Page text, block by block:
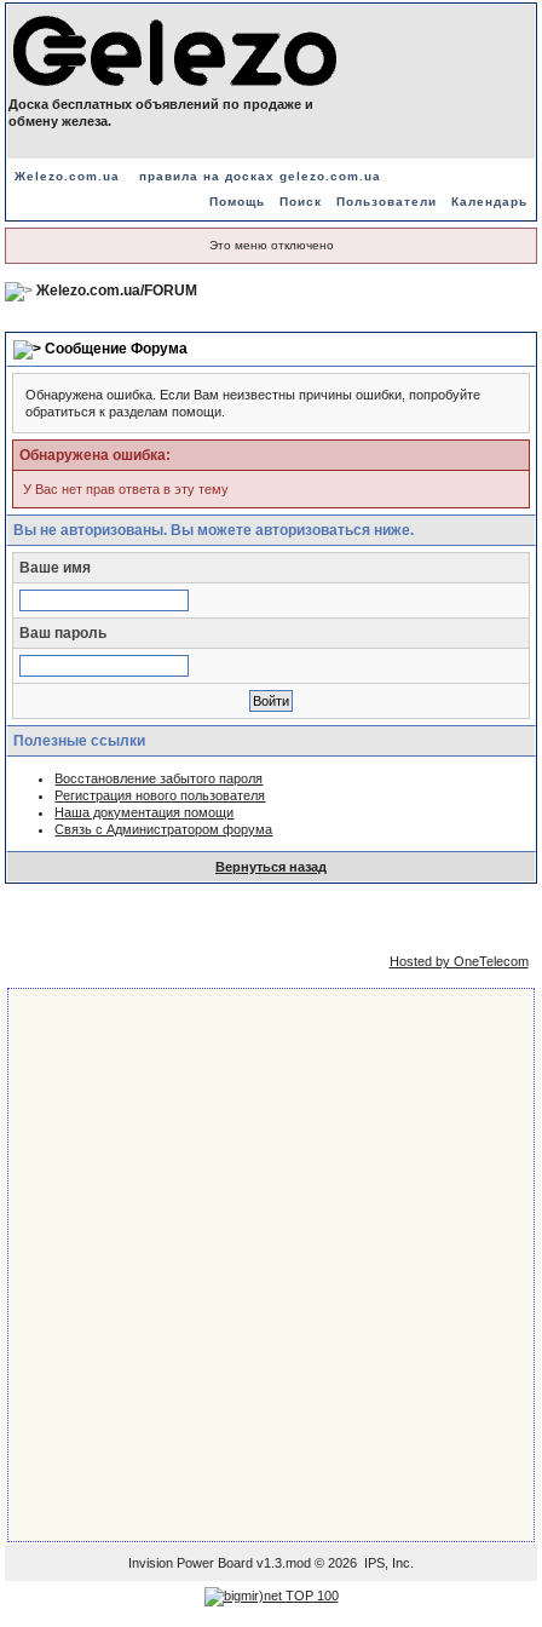
Доска бесплатных объявлений по продаже и
обмену железа.
Жelezo.com.ua
правила на досках gelezo.com.ua
Помощь
Поиск Пользователи Календарь
Это меню отключено
Жelezo.com.ua/FORUM
Сообщение Форума
Обнаружена ошибка. Если Вам неизвестны причины ошибки, попробуйте
обратиться к разделам помощи.
Обнаружена ошибка:
У Вас нет прав ответа в эту тему
Вы не авторизованы. Вы можете авторизоваться ниже.
Ваше имя
Ваш пароль
Полезные ссылки
Восстановление забытого пароля
Регистрация нового пользователя
Наша документация помощи
Связь с Администратором форума
Вернуться назад
Hosted by OneTelecom
Invision Power Board v1.3.mod © 2026 IPS, Inc.